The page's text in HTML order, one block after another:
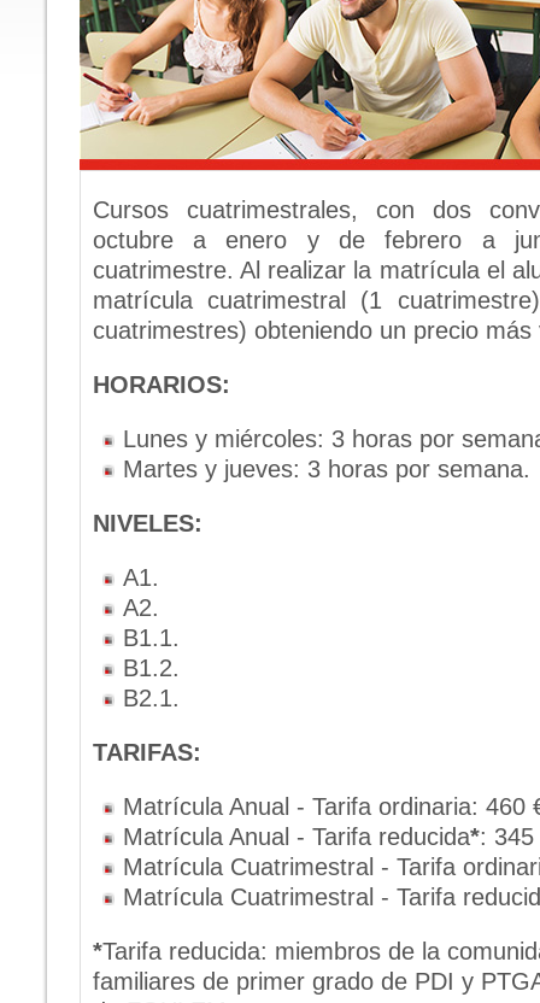
Cursos cuatrimestrales, con dos
octubre a enero y de febrero a
cuatrimestre. Al realizar la matrícula el
matrícula cuatrimestral (1
cuatrimestres) obteniendo un precio más
HORARIOS:
Lunes y miércoles: 3 horas por
Martes y jueves: 3 horas por semana.
NIVELES:
A1.
A2.
B1.1.
B1.2.
B2.1.
TARIFAS:
Matrícula Anual - Tarifa ordinaria: 460
Matrícula Anual - Tarifa reducida*: 345
Matrícula Cuatrimestral - Tarifa
Matrícula Cuatrimestral - Tarifa
*Tarifa reducida: miembros de la
familiares de primer grado de PDI y